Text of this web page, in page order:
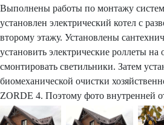
Выполнены работы по монтажу
установлен электрический котел с
второму этажу. Установлены
установить электрические роллеты на
смонтировать светильники. Затем
биомеханической очистки
ZORDE 4. Поэтому фото внутренней